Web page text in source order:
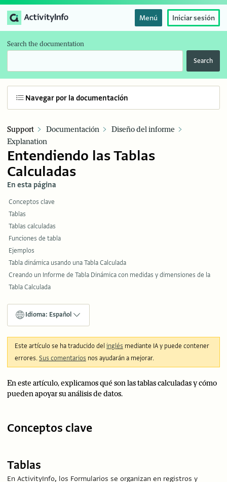
Menú Iniciar sesión
Search the documentation
Search
Navegar por la documentación
Support Documentación
Diseño del informe
Explanation
Entendiendo las Tablas
Calculadas
En esta página
Conceptos clave
Tablas
Tablas calculadas
Funciones de tabla
Ejemplos
Tabla dinámica usando una Tabla Calculada
Creando un Informe de Tabla Dinámica con medidas y dimensiones de la
Tabla Calculada
Idioma: Español
Este artículo se ha traducido del inglés mediante IA y puede contener
errores.Sus comentarios nos ayudarán a mejorar.
En este artículo, explicamos qué son las tablas calculadas y cómo
pueden apoyar su análisis de datos.
Conceptos clave
Tablas
En ActivityInfo, los Formularios se organizan en registros y